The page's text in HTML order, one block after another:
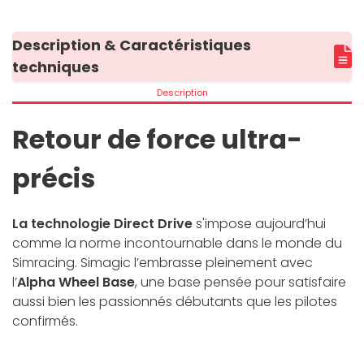
Description & Caractéristiques
techniques
Description
Retour de force ultra-
précis
La technologie Direct Drives'impose aujourd’hui
comme la norme incontournable dans le monde du
Simracing. Simagic l’embrasse pleinement avec
l’Alpha Wheel Base, une base pensée pour satisfaire
aussi bien les passionnés débutants que les pilotes
confirmés.